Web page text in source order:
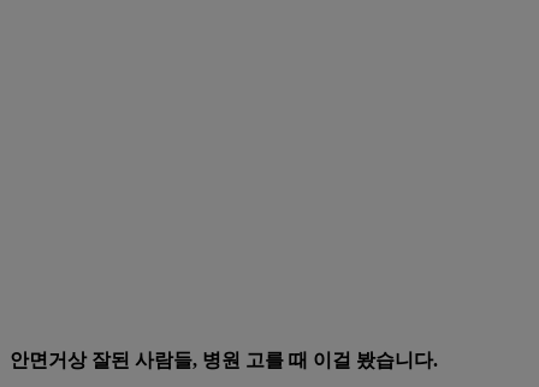
안면거상 잘된 사람들, 병원 고를 때 이걸 봤습니다.